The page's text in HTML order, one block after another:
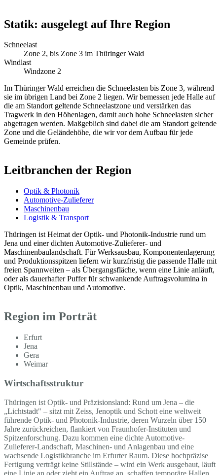
Statik: ausgelegt auf Ihre Region
Schneelast
Zone 2, bis Zone 3 im Thüringer Wald
Windlast
Windzone 2
Im Thüringer Wald erreichen die Schneelasten bis Zone 3, während
sie im übrigen Land bei Zone 2 liegen. Wir bemessen jede Halle auf
die am Standort geltende Schneelastzone und verstärken das
Tragwerk in den Höhenlagen, damit auch hohe Schneelasten sicher
abgetragen werden. Maßgeblich sind dabei die am Standort geltende
Zone und die Geländehöhe, die wir vor dem Aufbau für jede
Gemeinde prüfen.
Leitbranchen der Region
Optik & Photonik
Automotive-Zulieferer
Maschinenbau
Logistik & Transport
Thüringen ist Heimat der Optik- und Photonik-Industrie rund um
Jena und einer dichten Automotive-Zulieferer- und
Maschinenbaulandschaft. Für Werksausbau, Komponentenlagerung
und Produktionsspitzen liefern wir kurzfristig die passende Halle mit
freien Spannweiten – als Übergangsfläche, wenn eine Linie anläuft,
oder als dauerhafter Puffer für schwankende Auftragsvolumina in
Optik, Maschinenbau und Automotive.
Region im Porträt
Erfurt
Jena
Gera
Weimar
Wirtschaftsstruktur
Thüringen ist Optik- und Präzisionsland: Rund um Jena – die
„Lichtstadt" – sitzt mit Zeiss, Jenoptik und Schott eine weltweit
führende Optik- und Photonik-Industrie, deren Wurzeln über 150
Jahre zurückreichen, flankiert von Fraunhofer-Instituten und
Spitzenforschung. Dazu kommen eine dichte Automotive-
Zulieferer-Landschaft, Maschinen- und Anlagenbau und eine
wachsende Logistikbranche im Erfurter Raum. Diese hochpräzise
Fertigung verträgt keine Stillstände – wird ein Werk ausgebaut, läuft
eine Linie an oder zieht ein Auftrag an, schaffen temporäre Hallen